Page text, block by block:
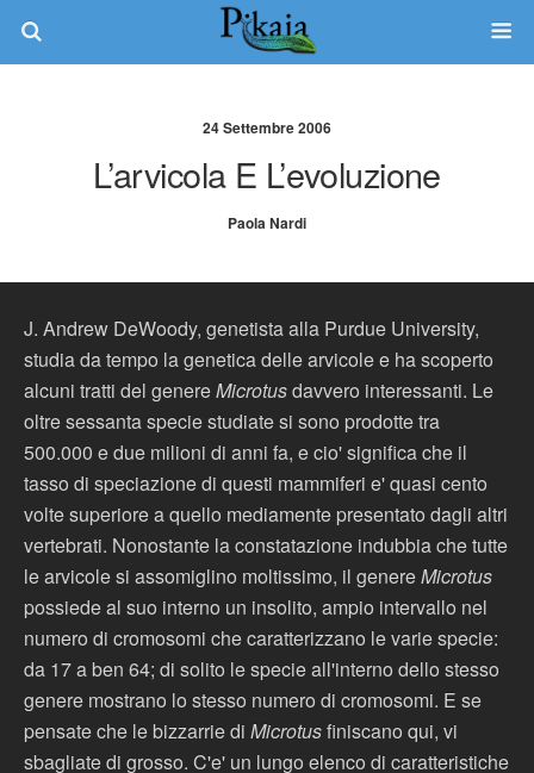
24 Settembre 2006
L’arvicola E L’evoluzione
Paola Nardi
J. Andrew DeWoody, genetista alla Purdue University,
studia da tempo la genetica delle arvicole e ha scoperto
alcuni tratti del genereMicrotusdavvero interessanti. Le
oltre sessanta specie studiate si sono prodotte tra
500.000 e due milioni di anni fa, e cio' significa che il
tasso di speciazione di questi mammiferi e' quasi cento
volte superiore a quello mediamente presentato dagli altri
vertebrati. Nonostante la constatazione indubbia che tutte
le arvicole si assomiglino moltissimo, il genereMicrotus
possiede al suo interno un insolito, ampio intervallo nel
numero di cromosomi che caratterizzano le varie specie:
da 17 a ben 64; di solito le specie all'interno dello stesso
genere mostrano lo stesso numero di cromosomi. E se
pensate che le bizzarrie di Microtusfiniscano qui, vi
sbagliate di grosso. C'e' un lungo elenco di caratteristiche